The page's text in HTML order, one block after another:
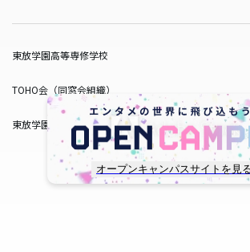
オープンキャンパスサイトを見
東放学園高等専修学校
TOHO会（同窓会組織）
東放学園サービス
copyright © TOHO GAKUEN All Rights